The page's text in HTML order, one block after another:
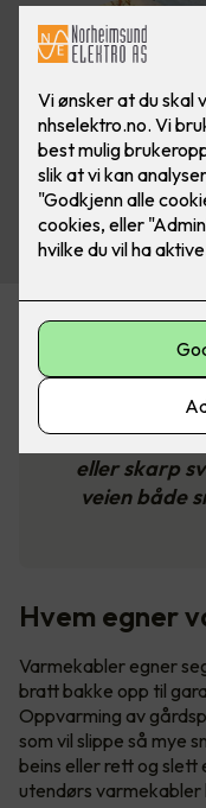
og
klønete
eller skarp
veien både
Hvem egner
Varmekabler egner
bratt bakke opp til
Oppvarming av
som vil slippe så mye
beins eller rett og
utendørs